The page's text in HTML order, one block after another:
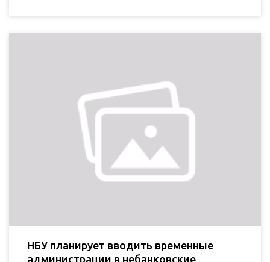
НБУ планирует вводить временные
администрации в небанковские